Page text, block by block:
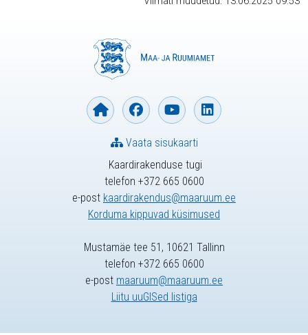
Kaardirakenduse tugi
telefon +372 665 0600
e-post kaardirakendus@maaruum.ee
Korduma kippuvad küsimused
Vaata sisukaarti
Mustamäe tee 51, 10621 Tallinn
telefon +372 665 0600
e-post maaruum@maaruum.ee
Liitu uuGISed listiga